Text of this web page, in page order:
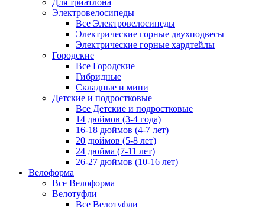
Для триатлона
Электровелосипеды
Все Электровелосипеды
Электрические горные двухподвесы
Электрические горные хардтейлы
Городские
Все Городские
Гибридные
Складные и мини
Детские и подростковые
Все Детские и подростковые
14 дюймов (3-4 года)
16-18 дюймов (4-7 лет)
20 дюймов (5-8 лет)
24 дюйма (7-11 лет)
26-27 дюймов (10-16 лет)
Велоформа
Все Велоформа
Велотуфли
Все Велотуфли